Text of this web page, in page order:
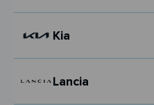
Kia
Lancia